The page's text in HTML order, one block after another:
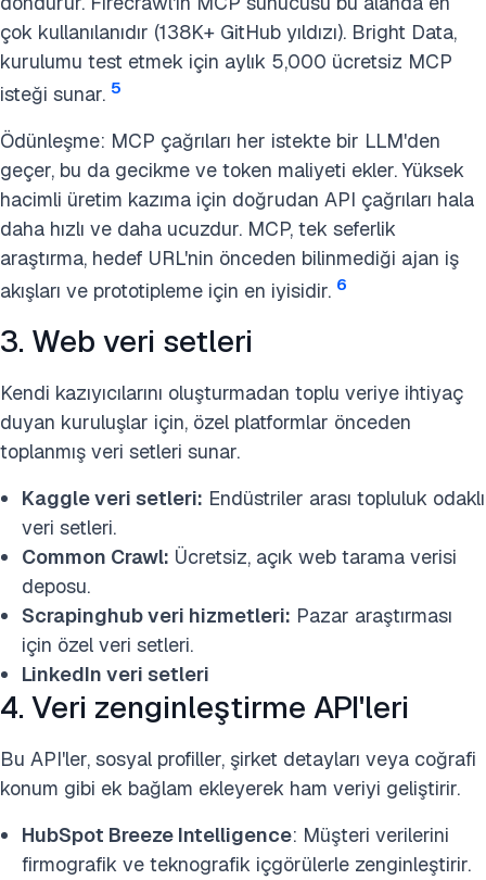
çok kullanılanıdır (138K+ GitHub yıldızı). Bright Data,
kurulumu test etmek için aylık 5,000 ücretsiz MCP
isteği sunar. 5
Ödünleşme: MCP çağrıları her istekte bir LLM'den
geçer, bu da gecikme ve token maliyeti ekler. Yüksek
hacimli üretim kazıma için doğrudan API çağrıları hala
daha hızlı ve daha ucuzdur. MCP, tek seferlik
araştırma, hedef URL'nin önceden bilinmediği ajan iş
akışları ve prototipleme için en iyisidir. 6
3. Web veri setleri
Kendi kazıyıcılarını oluşturmadan toplu veriye ihtiyaç
duyan kuruluşlar için, özel platformlar önceden
toplanmış veri setleri sunar.
Kaggle veri setleri: Endüstriler arası topluluk odaklı
veri setleri.
Common Crawl: Ücretsiz, açık web tarama verisi
deposu.
Scrapinghub veri hizmetleri: Pazar araştırması
için özel veri setleri.
LinkedIn veri setleri
4. Veri zenginleştirme API'leri
Bu API'ler, sosyal profiller, şirket detayları veya coğrafi
konum gibi ek bağlam ekleyerek ham veriyi geliştirir.
HubSpot Breeze Intelligence: Müşteri verilerini
firmografik ve teknografik içgörülerle zenginleştirir.